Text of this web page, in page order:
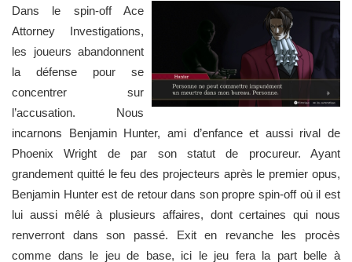
Dans le spin-off Ace
Attorney Investigations,
les joueurs abandonnent
la défense pour se
concentrer sur
l’accusation. Nous
incarnons Benjamin Hunter, ami d’enfance et aussi rival de
Phoenix Wright de par son statut de procureur. Ayant
grandement quitté le feu des projecteurs après le premier opus,
Benjamin Hunter est de retour dans son propre spin-off où il est
lui aussi mêlé à plusieurs affaires, dont certaines qui nous
renverront dans son passé. Exit en revanche les procès
comme dans le jeu de base, ici le jeu fera la part belle à